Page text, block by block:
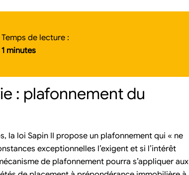
Temps de lecture :
1 minutes
: plafonnement du
la loi Sapin II propose un plafonnement qui « ne
exceptionnelles l’exigent et si l’intérêt
de plafonnement pourra s’appliquer aux